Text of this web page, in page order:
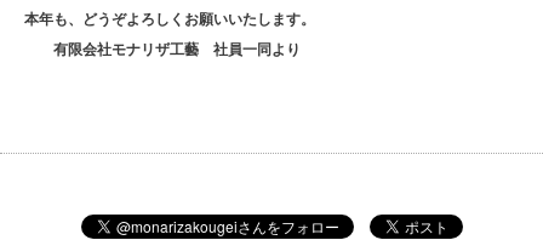
本年も、どうぞよろしくお願いいたします。
有限会社モナリザ工藝 社員一同より